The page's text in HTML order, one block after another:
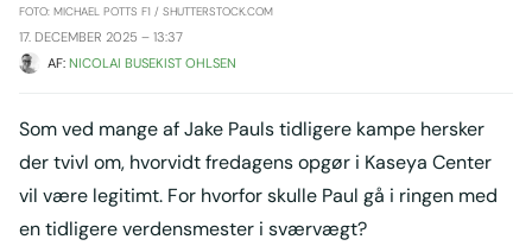
FOTO: MICHAEL POTTS F1 / SHUTTERSTOCK.COM
17. DECEMBER 2025 – 13:37
AF: NICOLAI BUSEKIST OHLSEN
Som ved mange af Jake Pauls tidligere kampe hersker
der tvivl om, hvorvidt fredagens opgør i Kaseya Center
vil være legitimt. For hvorfor skulle Paul gå i ringen med
en tidligere verdensmester i sværvægt?